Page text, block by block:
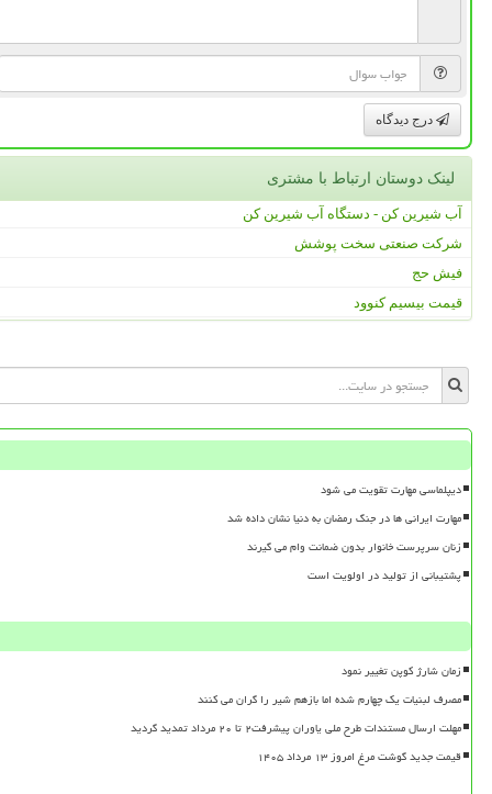
درج دیدگاه
لینک دوستان ارتباط با مشتری
آب شیرین کن - دستگاه آب شیرین کن
شرکت صنعتی سخت پوشش
فیش حج
قیمت بیسیم کنوود
دیپلماسی مهارت تقویت می شود
مهارت ایرانی ها در جنگ رمضان به دنیا نشان داده شد
زنان سرپرست خانوار بدون ضمانت وام می گیرند
پشتیبانی از تولید در اولویت است
زمان شارژ کوپن تغییر نمود
مصرف لبنیات یک چهارم شده اما بازهم شیر را گران می کنند
مهلت ارسال مستندات طرح ملی یاوران پیشرفت۲ تا ۲۰ مرداد تمدید گردید
قیمت جدید گوشت مرغ امروز ۱۳ مرداد ۱۴۰۵